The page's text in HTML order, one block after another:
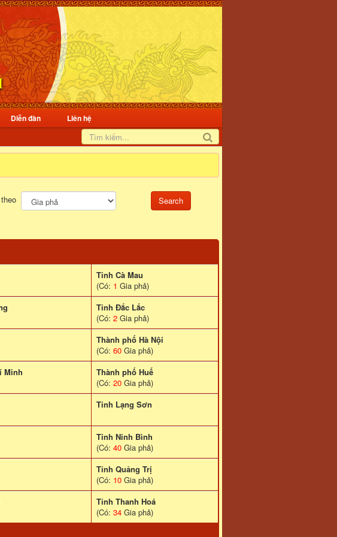
Diễn đàn Liên hệ
Tỉnh Cà Mau
(Có: 1 Gia phả)
Tỉnh Đắc Lắc
(Có: 2 Gia phả)
Thành phố Hà Nội
(Có: 60 Gia phả)
Minh
Thành phố Huế
(Có: 20 Gia phả)
Tỉnh Lạng Sơn
Tinh Ninh Bình
(Có: 40 Gia phả)
Tỉnh Quảng Trị
(Có: 10 Gia phả)
Tỉnh Thanh Hoá
(Có: 34 Gia phả)